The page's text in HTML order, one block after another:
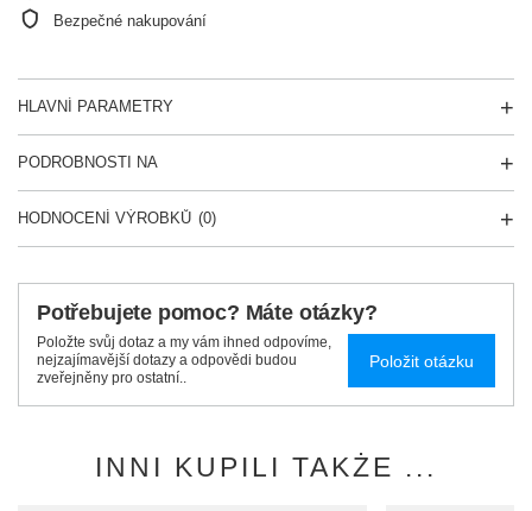
Bezpečné nakupování
HLAVNÍ PARAMETRY
PODROBNOSTI NA
HODNOCENÍ VÝROBKŮ (0)
Potřebujete pomoc? Máte otázky?
Položte svůj dotaz a my vám ihned odpovíme,
nejzajímavější dotazy a odpovědi budou
zveřejněny pro ostatní..
Položit otázku
INNI KUPILI TAKŻE ...